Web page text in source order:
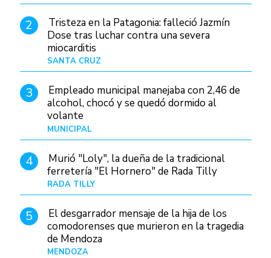
2
Tristeza en la Patagonia: falleció Jazmín
Dose tras luchar contra una severa
miocarditis
SANTA CRUZ
3
Empleado municipal manejaba con 2,46 de
alcohol, chocó y se quedó dormido al
volante
MUNICIPAL
4
Murió "Loly", la dueña de la tradicional
ferretería "El Hornero" de Rada Tilly
RADA TILLY
5
El desgarrador mensaje de la hija de los
comodorenses que murieron en la tragedia
de Mendoza
MENDOZA